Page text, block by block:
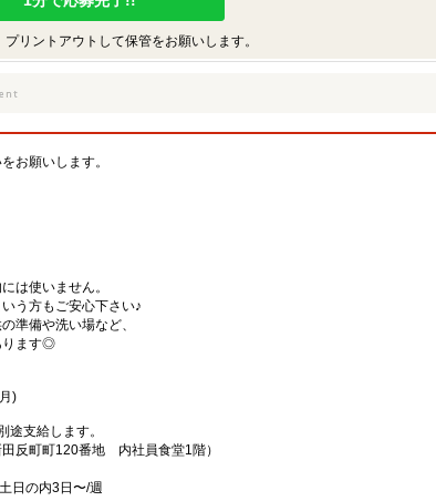
リントアウトして保管をお願いします。
お願いします。
は使いません。
う方もご安心下さい♪
準備や洗い場など、
ります◎
)
支給します。
反町町120番地 内社員食堂1階）
日の内3日〜/週